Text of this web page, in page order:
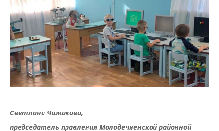
Светлана Чижикова,
председатель правления Молодечненской районной